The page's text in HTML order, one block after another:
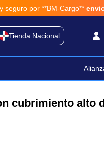
**BM-Cargo** envios a través
Tienda Nacional
cubrimiento alto